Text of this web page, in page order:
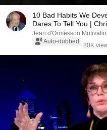
10 Bad Habits We
Dares To Tell You |
Jean d'Ormesson
Auto-dubbed
80K